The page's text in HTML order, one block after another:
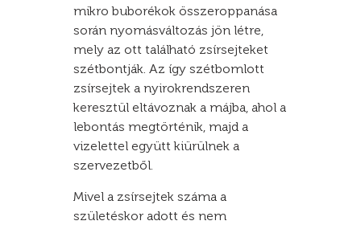
mikro buborékok összeroppanása
során nyomásváltozás jön létre,
mely az ott található zsírsejteket
szétbontják. Az így szétbomlott
zsírsejtek a nyirokrendszeren
keresztül eltávoznak a májba, ahol a
lebontás megtörténik, majd a
vizelettel együtt kiürülnek a
szervezetből.
Mivel a zsírsejtek száma a
születéskor adott és nem